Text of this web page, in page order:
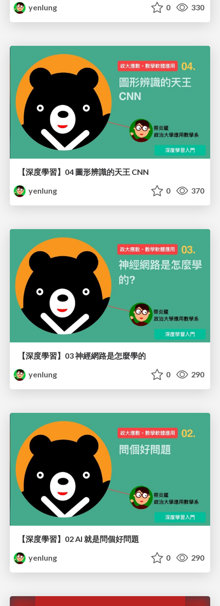
yenlung 0 330
【深度學習】04 圖形辨識的天王 CNN
yenlung
0 370
【深度學習】03 神經網路是怎麼學的
yenlung
0 290
【深度學習】02 AI 就是問個好問題
yenlung
0 290